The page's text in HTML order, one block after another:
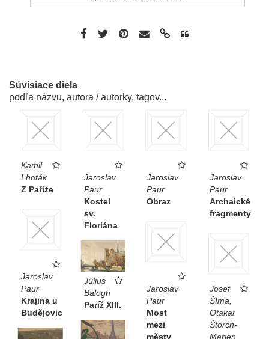
Súvisiace diela
podľa názvu, autora / autorky, tagov...
Kamil
Lhoták
Z Paříže
Jaroslav
Paur
Kostel
sv.
Floriána
Jaroslav
Paur
Obraz
Jaroslav
Paur
Archaické
fragmenty
Jaroslav
Paur
Krajina u
Budějovic
Jaroslav
Paur
Most
mezi
městy
Josef
Šíma,
Otakar
Štorch-
Marien,
Július
Balogh
Paríž XIII.